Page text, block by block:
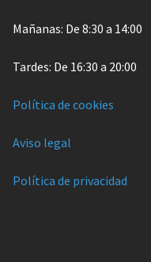
Mañanas: De 8:30 a 14:00
Tardes: De 16:30 a 20:00
Política de cookies
Aviso legal
Política de privacidad